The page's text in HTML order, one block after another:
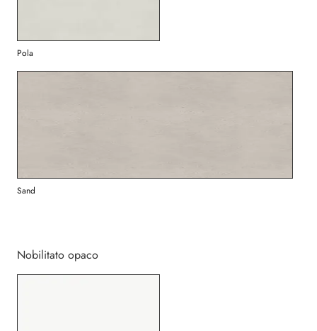
Pola
Sand
Nobilitato opaco